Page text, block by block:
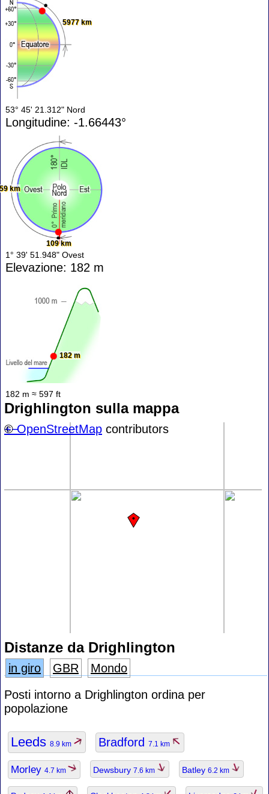
5977 km
53° 45' 21.312" Nord
Longitudine: -1.66443°
109 km
km
1° 39' 51.948" Ovest
Elevazione: 182 m
182 m
182 m ≈ 597 ft
Drighlington sulla mappa
+−
©OpenStreetMap contributors
Distanze da Drighlington
in giro GBR
Mondo
Posti intorno a Drighlington ordina per
popolazione
Leeds 8.9 km Bradford 7.1 km
Morley 4.7 km Dewsbury 7.6 km Batley 6.2 km